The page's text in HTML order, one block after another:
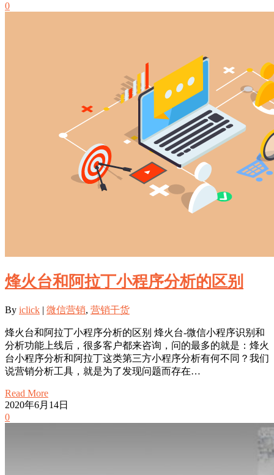
0
烽火台和阿拉丁小程序分析的区别
By iclick | 微信营销, 营销干货
烽火台和阿拉丁小程序分析的区别 烽火台-微信小程序识别和
分析功能上线后，很多客户都来咨询，问的最多的就是：烽火
台小程序分析和阿拉丁这类第三方小程序分析有何不同？我们
说营销分析工具，就是为了发现问题而存在…
Read More
2020年6月14日
0